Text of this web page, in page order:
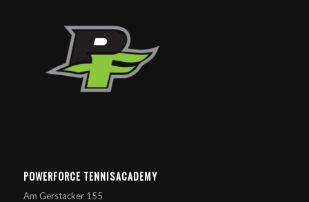
POWERFORCE TENNISACADEMY
Am Gerstacker 155